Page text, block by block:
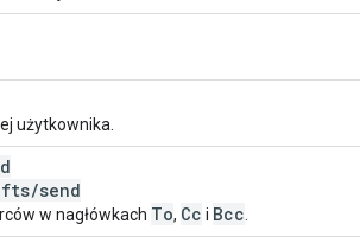
użytkownika.
/send
w nagłówkach To, Cc i Bcc